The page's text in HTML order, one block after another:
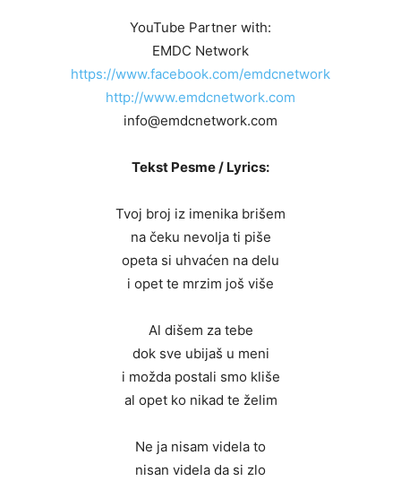
YouTube Partner with:
EMDC Network
https://www.facebook.com/emdcnetwork
http://www.emdcnetwork.com
info@emdcnetwork.com
Tekst Pesme / Lyrics:
Tvoj broj iz imenika brišem
na čeku nevolja ti piše
opeta si uhvaćen na delu
i opet te mrzim još više
Al dišem za tebe
dok sve ubijaš u meni
i možda postali smo kliše
al opet ko nikad te želim
Ne ja nisam videla to
nisan videla da si zlo